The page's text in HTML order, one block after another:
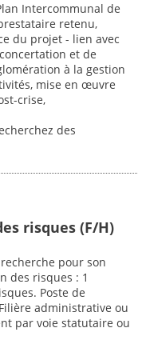
Intercommunal de
retenu,
du projet - lien avec
et de
à la gestion
mise en œuvre
crise,
des
risques (F/H)
pour son
des risques : 1
Poste de
administrative ou
par voie statutaire ou